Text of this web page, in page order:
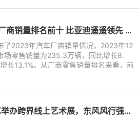
2023年厂商销量排名前十 比亚迪遥遥领先 长城垫底
了2023年汽车厂商销量情况，2023年12
场零售销量为235.3万辆，同比增长8.
长13.1%。从厂商零售销量排名来看，前
别为比亚迪、一汽-大众、上汽大众、吉
联合广艺举办跨界线上艺术展，东风风行强化品牌“年轻化”基因